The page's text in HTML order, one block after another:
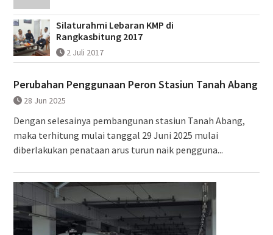
Silaturahmi Lebaran KMP di
Rangkasbitung 2017
2 Juli 2017
Perubahan Penggunaan Peron Stasiun Tanah Abang
28 Jun 2025
Dengan selesainya pembangunan stasiun Tanah Abang,
maka terhitung mulai tanggal 29 Juni 2025 mulai
diberlakukan penataan arus turun naik pengguna...